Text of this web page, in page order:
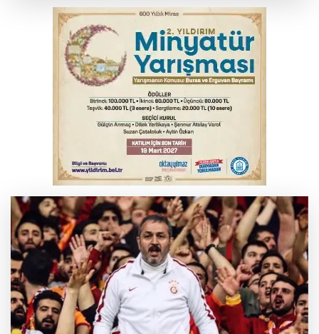
savaşı
Bursa'da Mustafa Keser'den müzik ve
kahkaha dolu gece
İnegöl'de orman yangını; Havadan ve
karadan müdahale başlatıldı
Bursa'da korkutan kazada 4 yaralı